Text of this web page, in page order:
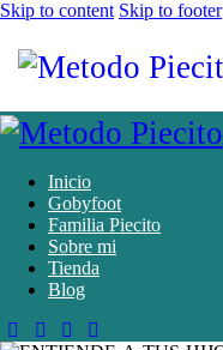
Skip to content Skip to footer
Inicio
Gobyfoot
Familia Piecito
Sobre mi
Tienda
Blog